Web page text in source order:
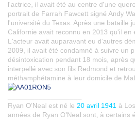
l'actrice, il avait été au centre d'une
portrait de Farrah Fawcett signé Andy
l'université du Texas. Après une bataille
Californie avait reconnu en 2013 qu'il en
L'acteur avait auparavant eu d'autres
2009, il avait été condamné à suivre un
désintoxication pendant 18 mois, après
interpellé avec son fils Redmond et
méthamphétamine à leur domicile de
Ryan O'Neal est né le 20 avril 1941 à
années de Ryan O'Neal sont, à certains